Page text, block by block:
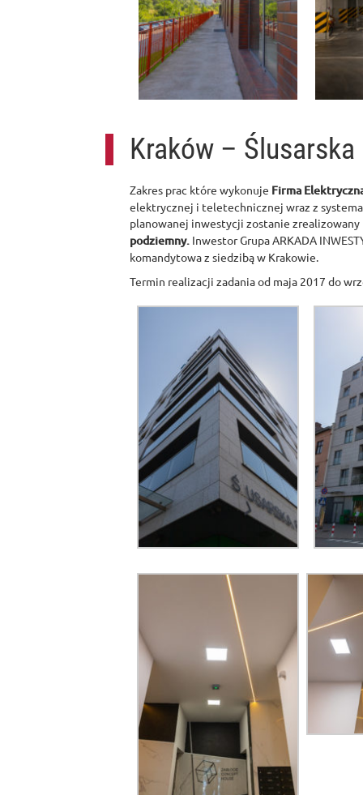
Kraków – Ślusarska
Zakres prac które wykonuje Firma
elektrycznej i teletechnicznej wraz z
planowanej inwestycji zostanie zrealizowany
podziemny. Inwestor Grupa ARKADA
komandytowa z siedzibą w Krakowie.
Termin realizacji zadania od maja 2017 do